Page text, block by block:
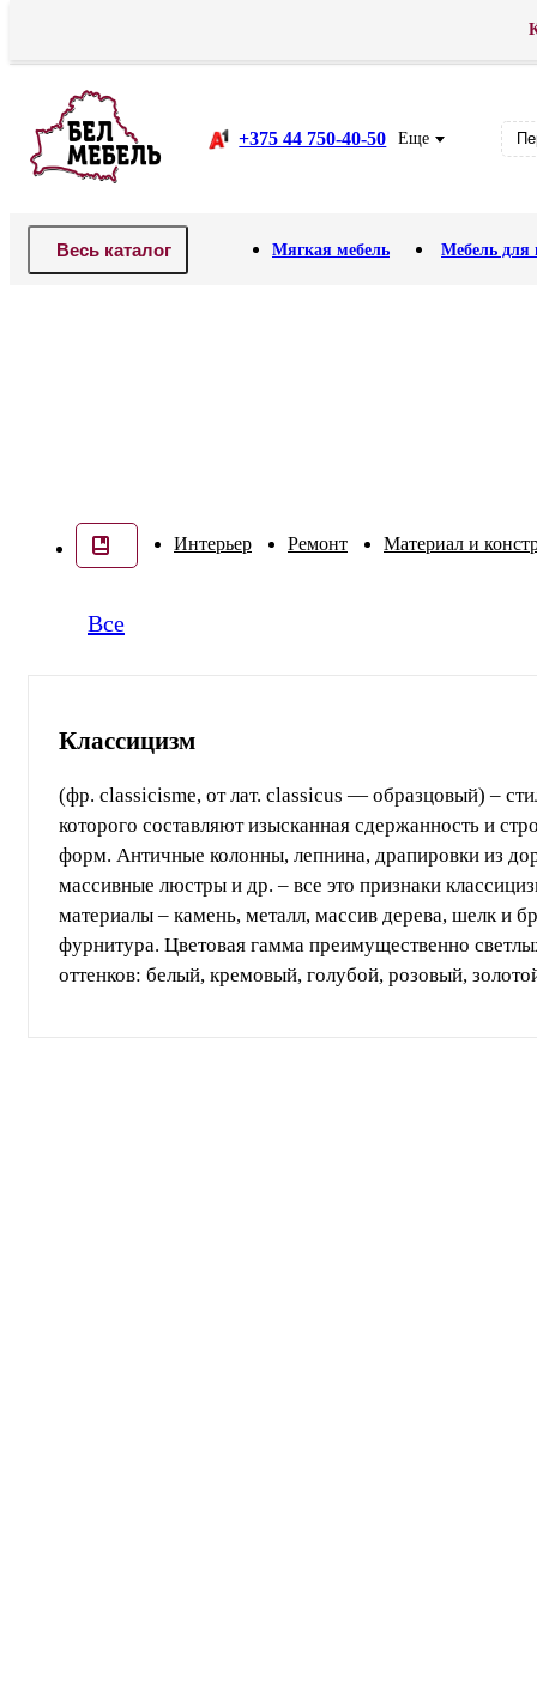
+375 44 750-40-50 Еще
Весь каталог Мягкая мебель Мебель для
Интерьер Ремонт Материал и
Все
Классицизм
(фр. classicisme, от лат. classicus — образцовый) –
которого составляют изысканная сдержанность и
форм. Античные колонны, лепнина, драпировки из
массивные люстры и др. – все это признаки
материалы – камень, металл, массив дерева, шелк и
фурнитура. Цветовая гамма преимущественно
оттенков: белый, кремовый, голубой, розовый,